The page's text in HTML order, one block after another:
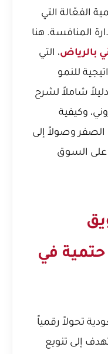
الفعّالة التي
المنافسة. هنا
بالرياض، التي
للنمو
شاملاً لشرح
وكيفية
وصولاً إلى
على السوق
حتمية في
تحولاً رقمياً
برؤية 2030 التي تهدف إلى تنويع